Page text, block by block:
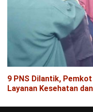
9 PNS Dilantik,
Layanan Kesehatan